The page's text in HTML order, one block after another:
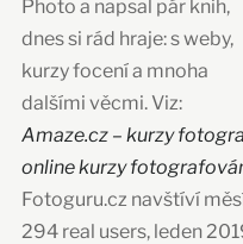
Photo a napsal pár knih,
dnes si rád hraje: s weby,
kurzy focení a mnoha
dalšími věcmi. Viz:
Amaze.cz – kurzy
online kurzy
Fotoguru.cz navštíví
294 real users, leden